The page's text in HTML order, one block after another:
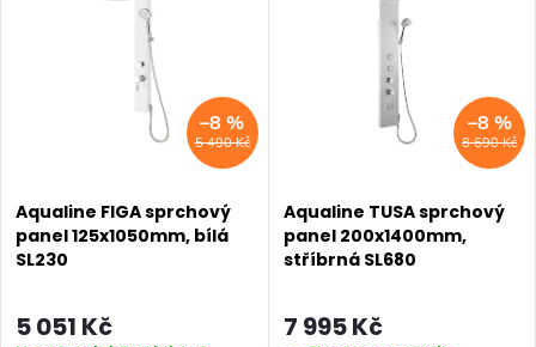
p
r
Nejprodávanější
p
r
o
5 490 Kč
–8 %
Aqualine FIGA sprchový
panel 125x1050mm, bílá
SL230
5 051 Kč
8 690 Kč
–8 %
Aqualine TUSA sprchový
panel 200x1400mm,
stříbrná SL680
7 995 Kč